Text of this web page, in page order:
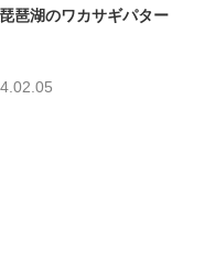
琶湖のワカサギパター